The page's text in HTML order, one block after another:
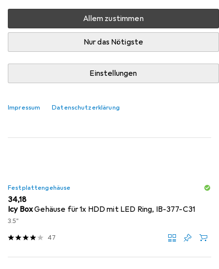
Allem zustimmen
Nur das Nötigste
Einstellungen
Impressum Datenschutzerklärung
Relevanz
EUR
29,42
Festplattengehäuse
EUR
34,18
Icy Box
Gehäuse für 1x HDD mit LED Ring, IB-377-C31
3.5"
47